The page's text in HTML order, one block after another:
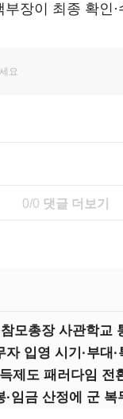
장이 최종 확인
0/0 댓글 더보기
입영 시기·부대
·임금 산정에 군 복